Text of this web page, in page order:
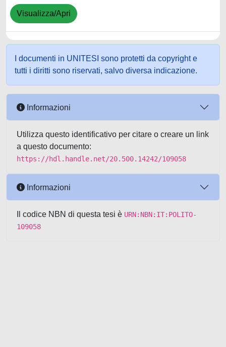
Visualizza/Apri
I documenti in UNITESI sono protetti da copyright e
tutti i diritti sono riservati, salvo diversa indicazione.
Informazioni
Utilizza questo identificativo per citare o creare un link
a questo documento:
https://hdl.handle.net/20.500.14242/109058
Informazioni
Il codice NBN di questa tesi è URN:NBN:IT:POLITO-
109058